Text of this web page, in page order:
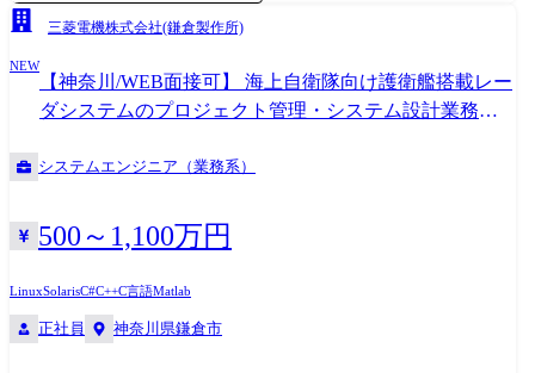
て、入社後に経理知識を習得し、一部の経理業務にも携わることも可能
つメンバーがいないため 入社後は情報システム部門によるサポートを受
けながら、将来的に経理部専属のIT担当として独り立ちいただきます。
【開発環境】 ・OS:Windows、Linux ・言語:PHP、Java、JavaScript、
各求人票内の業務内容欄記載の業務内容 変更の範囲:弊社就業規則に基づ
三菱電機株式会社(鎌倉製作所)
NEW
【神奈川/WEB面接可】 海上自衛隊向け護衛艦搭載レー
ダシステムのプロジェクト管理・システム設計業務
システムエンジニア（業務系）
500～1,100万円
LinuxSolarisC#C++C言語Matlab
正社員 神奈川県鎌倉市